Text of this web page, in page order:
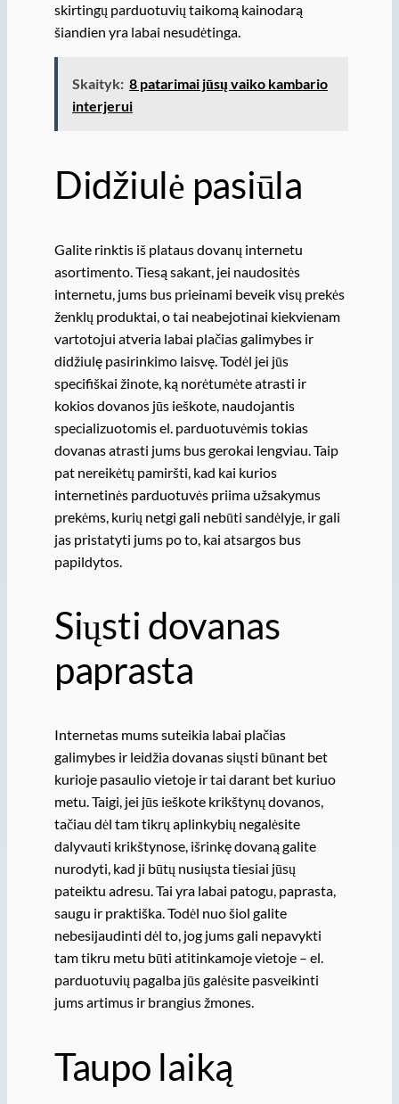
skirtingų parduotuvių taikomą kainodarą
šiandien yra labai nesudėtinga.
Skaityk: 8 patarimai jūsų vaiko kambario
interjerui
Didžiulė pasiūla
Galite rinktis iš plataus dovanų internetu
asortimento. Tiesą sakant, jei naudositės
internetu, jums bus prieinami beveik visų prekės
ženklų produktai, o tai neabejotinai kiekvienam
vartotojui atveria labai plačias galimybes ir
didžiulę pasirinkimo laisvę. Todėl jei jūs
specifiškai žinote, ką norėtumėte atrasti ir
kokios dovanos jūs ieškote, naudojantis
specializuotomis el. parduotuvėmis tokias
dovanas atrasti jums bus gerokai lengviau. Taip
pat nereikėtų pamiršti, kad kai kurios
internetinės parduotuvės priima užsakymus
prekėms, kurių netgi gali nebūti sandėlyje, ir gali
jas pristatyti jums po to, kai atsargos bus
papildytos.
Siųsti dovanas
paprasta
Internetas mums suteikia labai plačias
galimybes ir leidžia dovanas siųsti būnant bet
kurioje pasaulio vietoje ir tai darant bet kuriuo
metu. Taigi, jei jūs ieškote krikštynų dovanos,
tačiau dėl tam tikrų aplinkybių negalėsite
dalyvauti krikštynose, išrinkę dovaną galite
nurodyti, kad ji būtų nusiųsta tiesiai jūsų
pateiktu adresu. Tai yra labai patogu, paprasta,
saugu ir praktiška. Todėl nuo šiol galite
nebesijaudinti dėl to, jog jums gali nepavykti
tam tikru metu būti atitinkamoje vietoje – el.
parduotuvių pagalba jūs galėsite pasveikinti
jums artimus ir brangius žmones.
Taupo laiką